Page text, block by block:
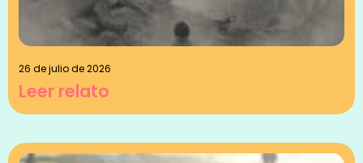
26 de julio de 2026
Leer relato